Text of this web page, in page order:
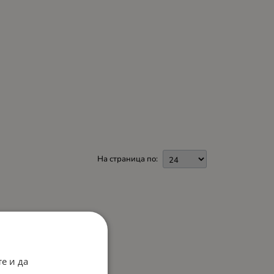
На страница по:
и да